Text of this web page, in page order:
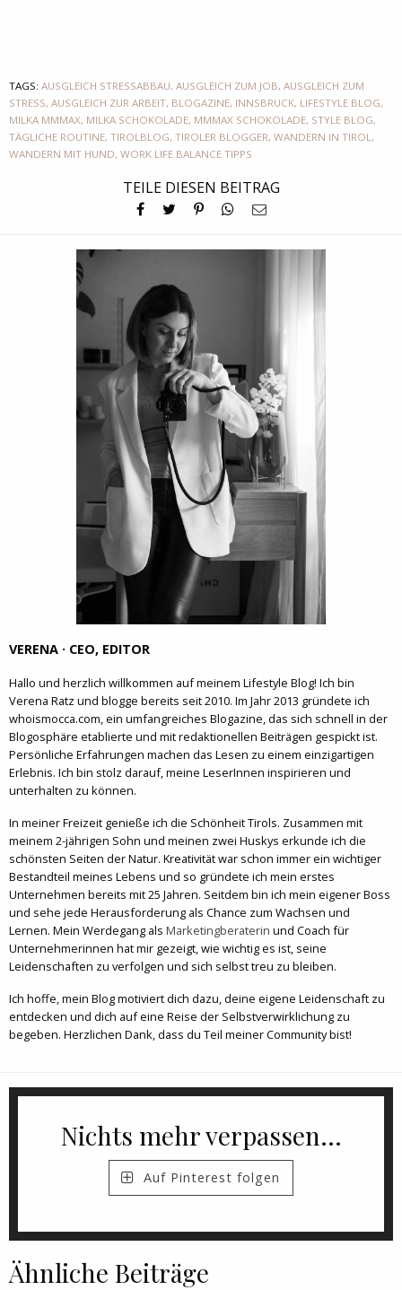
TAGS: AUSGLEICH STRESSABBAU, AUSGLEICH ZUM JOB, AUSGLEICH ZUM
STRESS, AUSGLEICH ZUR ARBEIT, BLOGAZINE, INNSBRUCK, LIFESTYLE BLOG,
MILKA MMMAX, MILKA SCHOKOLADE, MMMAX SCHOKOLADE, STYLE BLOG,
TÄGLICHE ROUTINE, TIROLBLOG, TIROLER BLOGGER, WANDERN IN TIROL,
WANDERN MIT HUND, WORK LIFE BALANCE TIPPS
TEILE DIESEN BEITRAG
VERENA · CEO, EDITOR
Hallo und herzlich willkommen auf meinem Lifestyle Blog! Ich bin
Verena Ratz und blogge bereits seit 2010. Im Jahr 2013 gründete ich
whoismocca.com, ein umfangreiches Blogazine, das sich schnell in der
Blogosphäre etablierte und mit redaktionellen Beiträgen gespickt ist.
Persönliche Erfahrungen machen das Lesen zu einem einzigartigen
Erlebnis. Ich bin stolz darauf, meine LeserInnen inspirieren und
unterhalten zu können.
In meiner Freizeit genieße ich die Schönheit Tirols. Zusammen mit
meinem 2-jährigen Sohn und meinen zwei Huskys erkunde ich die
schönsten Seiten der Natur. Kreativität war schon immer ein wichtiger
Bestandteil meines Lebens und so gründete ich mein erstes
Unternehmen bereits mit 25 Jahren. Seitdem bin ich mein eigener Boss
und sehe jede Herausforderung als Chance zum Wachsen und
Lernen. Mein Werdegang als Marketingberaterin und Coach für
Unternehmerinnen hat mir gezeigt, wie wichtig es ist, seine
Leidenschaften zu verfolgen und sich selbst treu zu bleiben.
Ich hoffe, mein Blog motiviert dich dazu, deine eigene Leidenschaft zu
entdecken und dich auf eine Reise der Selbstverwirklichung zu
begeben. Herzlichen Dank, dass du Teil meiner Community bist!
Nichts mehr verpassen...
Auf Pinterest folgen
Ähnliche Beiträge